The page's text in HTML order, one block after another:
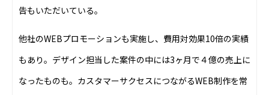
告もいただいている。
他社のWEBプロモーションも実施し、費用対効果10倍の実績
もあり。デザイン担当した案件の中には3ヶ月で４億の売上に
なったものも。カスタマーサクセスにつながるWEB制作を常